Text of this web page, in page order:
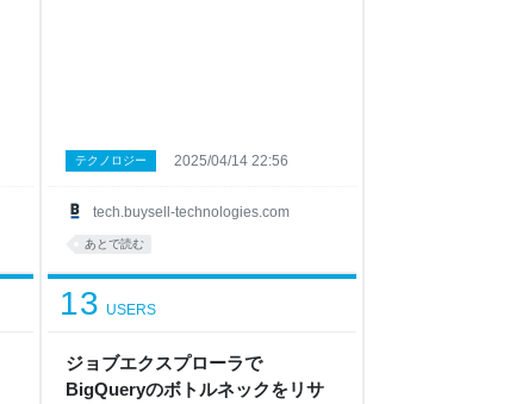
tech.buysell-technologies.com
テクノロジー 2025/04/14 22:56
あとで読む
ジョブエクスプローラで
BigQueryのボトルネックをリサ
13 USERS